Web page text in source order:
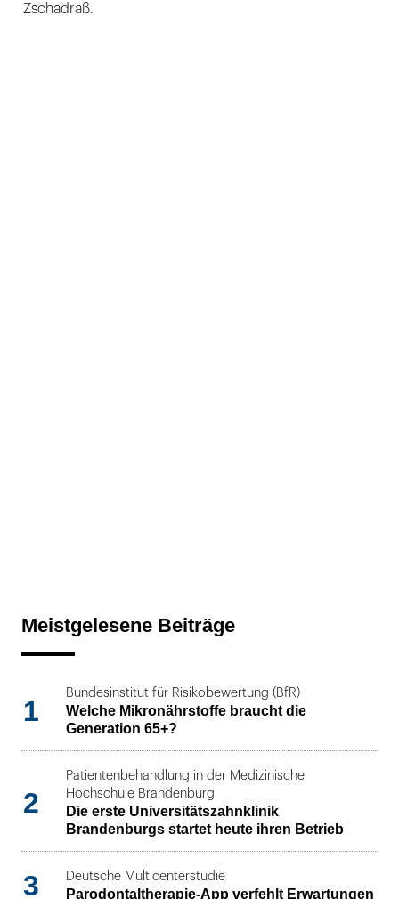
Zschadraß.
Meistgelesene Beiträge
1
Bundesinstitut für Risikobewertung (BfR)
Welche Mikronährstoffe braucht die
Generation 65+?
2
Patientenbehandlung in der Medizinische
Hochschule Brandenburg
Die erste Universitätszahnklinik
Brandenburgs startet heute ihren Betrieb
3 Deutsche Multicenterstudie
Parodontaltherapie-App verfehlt Erwartungen